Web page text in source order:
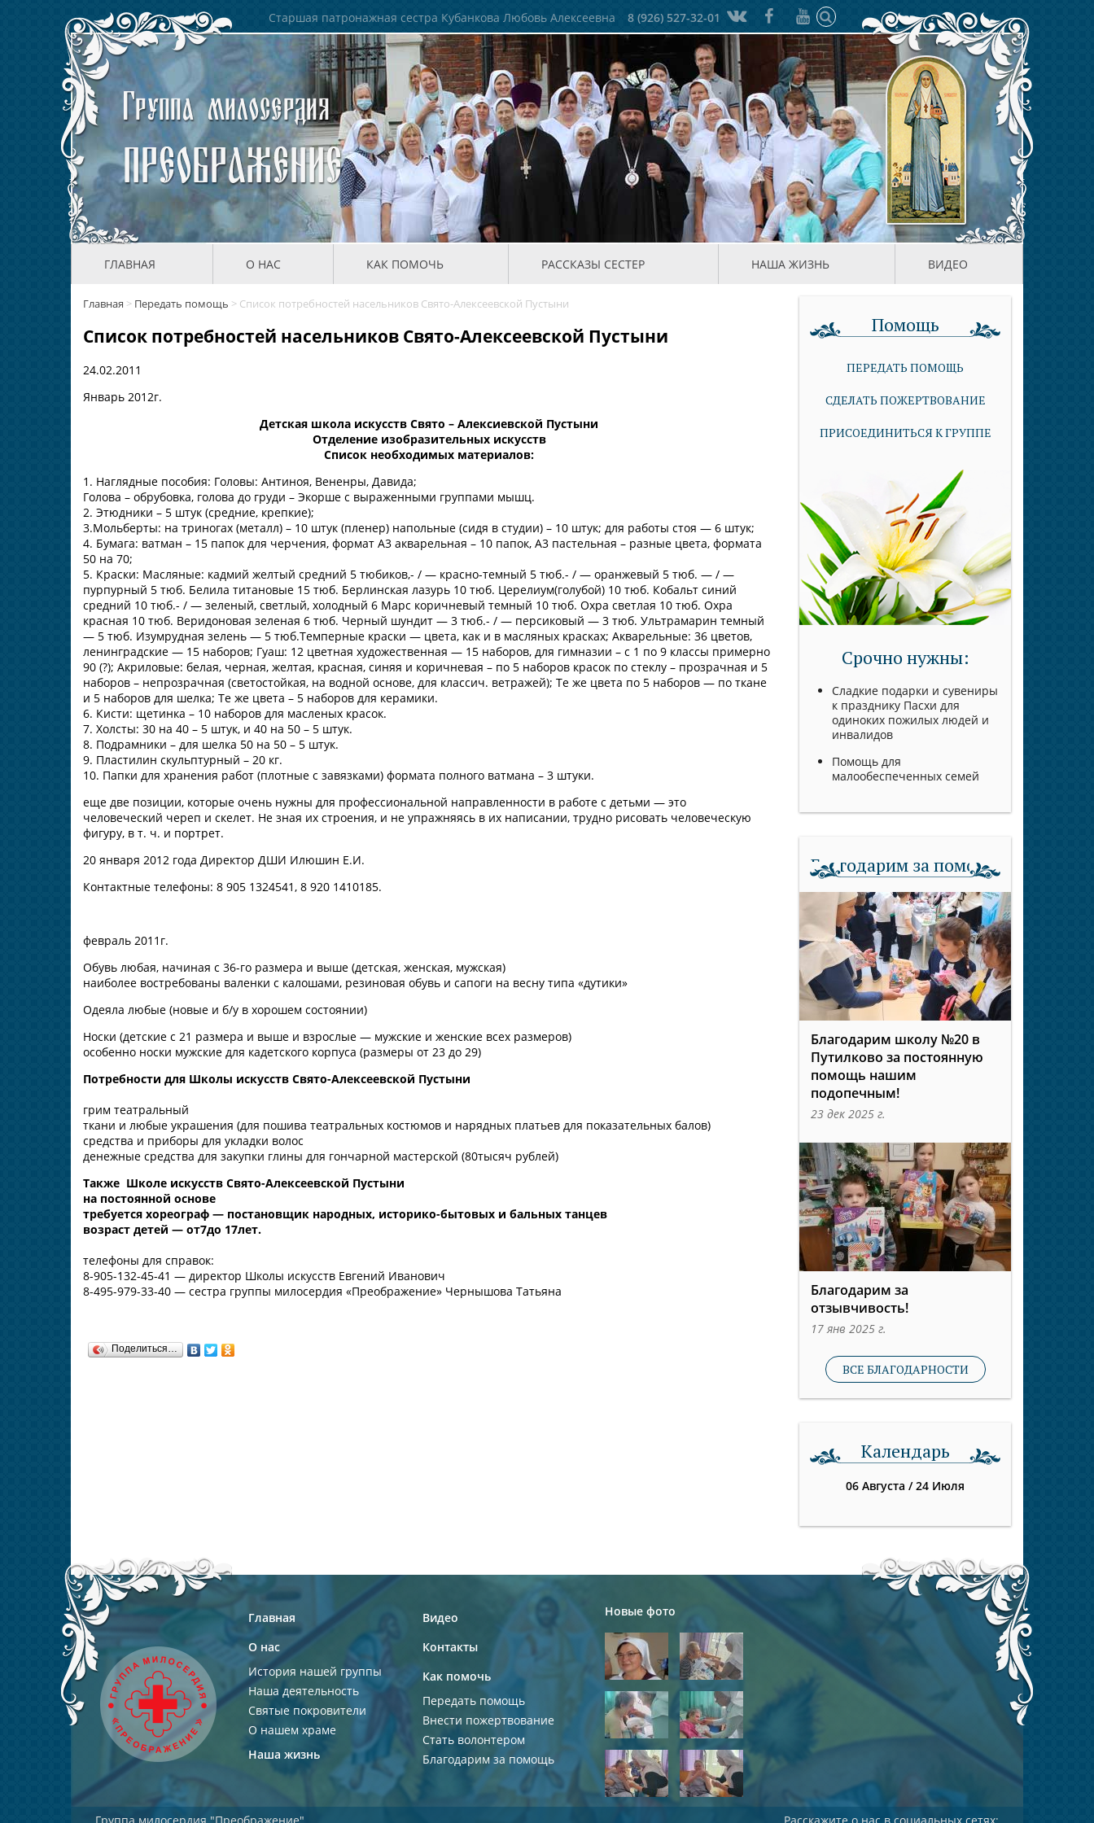
Старшая патронажная сестра Кубанкова Любовь Алексеевна 8 (926) 527-32-01
ГЛАВНАЯ О НАС КАК ПОМОЧЬ РАССКАЗЫ СЕСТЕР НАША ЖИЗНЬ ВИДЕО
Главная > Передать помощь > Список потребностей насельников Свято-Алексеевской Пустыни
Список потребностей насельников Свято-Алексеевской Пустыни
24.02.2011
Январь 2012г.
Детская школа искусств Свято – Алексиевской Пустыни
Отделение изобразительных искусств
Список необходимых материалов:
1. Наглядные пособия: Головы: Антиноя, Вененры, Давида;
Голова – обрубовка, голова до груди – Экорше с выраженными группами мышц.
2. Этюдники – 5 штук (средние, крепкие);
3.Мольберты: на триногах (металл) – 10 штук (пленер) напольные (сидя в студии) – 10 штук; для работы стоя — 6 штук;
4. Бумага: ватман – 15 папок для черчения, формат А3 акварельная – 10 папок, А3 пастельная – разные цвета, формата
50 на 70;
5. Краски: Масляные: кадмий желтый средний 5 тюбиков,- / — красно-темный 5 тюб.- / — оранжевый 5 тюб. — / —
пурпурный 5 тюб. Белила титановые 15 тюб. Берлинская лазурь 10 тюб. Церелиум(голубой) 10 тюб. Кобальт синий
средний 10 тюб.- / — зеленый, светлый, холодный 6 Марс коричневый темный 10 тюб. Охра светлая 10 тюб. Охра
красная 10 тюб. Веридоновая зеленая 6 тюб. Черный шундит — 3 тюб.- / — персиковый — 3 тюб. Ультрамарин темный
— 5 тюб. Изумрудная зелень — 5 тюб.Темперные краски — цвета, как и в масляных красках; Акварельные: 36 цветов,
ленинградские — 15 наборов; Гуаш: 12 цветная художественная — 15 наборов, для гимназии – с 1 по 9 классы примерно
90 (?); Акриловые: белая, черная, желтая, красная, синяя и коричневая – по 5 наборов красок по стеклу – прозрачная и 5
наборов – непрозрачная (светостойкая, на водной основе, для классич. ветражей); Те же цвета по 5 наборов — по ткане
и 5 наборов для шелка; Те же цвета – 5 наборов для керамики.
6. Кисти: щетинка – 10 наборов для масленых красок.
7. Холсты: 30 на 40 – 5 штук, и 40 на 50 – 5 штук.
8. Подрамники – для шелка 50 на 50 – 5 штук.
9. Пластилин скульптурный – 20 кг.
10. Папки для хранения работ (плотные с завязками) формата полного ватмана – 3 штуки.
еще две позиции, которые очень нужны для профессиональной направленности в работе с детьми — это
человеческий череп и скелет. Не зная их строения, и не упражняясь в их написании, трудно рисовать человеческую
фигуру, в т. ч. и портрет.
20 января 2012 года Директор ДШИ Илюшин Е.И.
Контактные телефоны: 8 905 1324541, 8 920 1410185.
февраль 2011г.
Обувь любая, начиная с 36-го размера и выше (детская, женская, мужская)
наиболее востребованы валенки с калошами, резиновая обувь и сапоги на весну типа «дутики»
Одеяла любые (новые и б/у в хорошем состоянии)
Носки (детские с 21 размера и выше и взрослые — мужские и женские всех размеров)
особенно носки мужские для кадетского корпуса (размеры от 23 до 29)
Потребности для Школы искусств Свято-Алексеевской Пустыни
грим театральный
ткани и любые украшения (для пошива театральных костюмов и нарядных платьев для показательных балов)
средства и приборы для укладки волос
денежные средства для закупки глины для гончарной мастерской (80тысяч рублей)
Также Школе искусств Свято-Алексеевской Пустыни
на постоянной основе
требуется хореограф — постановщик народных, историко-бытовых и бальных танцев
возраст детей — от7до 17лет.
телефоны для справок:
8-905-132-45-41 — директор Школы искусств Евгений Иванович
8-495-979-33-40 — сестра группы милосердия «Преображение» Чернышова Татьяна
Поделиться…
Помощь
ПЕРЕДАТЬ ПОМОЩЬ
СДЕЛАТЬ ПОЖЕРТВОВАНИЕ
ПРИСОЕДИНИТЬСЯ К ГРУППЕ
Срочно нужны:
Сладкие подарки и сувениры
к празднику Пасхи для
одиноких пожилых людей и
инвалидов
Помощь для
малообеспеченных семей
Благодарим за помощь
Благодарим школу №20 в
Путилково за постоянную
помощь нашим
подопечным!
23 дек 2025 г.
Благодарим за
отзывчивость!
17 янв 2025 г.
ВСЕ БЛАГОДАРНОСТИ
Календарь
06 Августа /24 Июля
Главная
О нас
История нашей группы
Наша деятельность
Святые покровители
О нашем храме
Наша жизнь
Видео
Контакты
Как помочь
Передать помощь
Внести пожертвование
Стать волонтером
Благодарим за помощь
Новые фото